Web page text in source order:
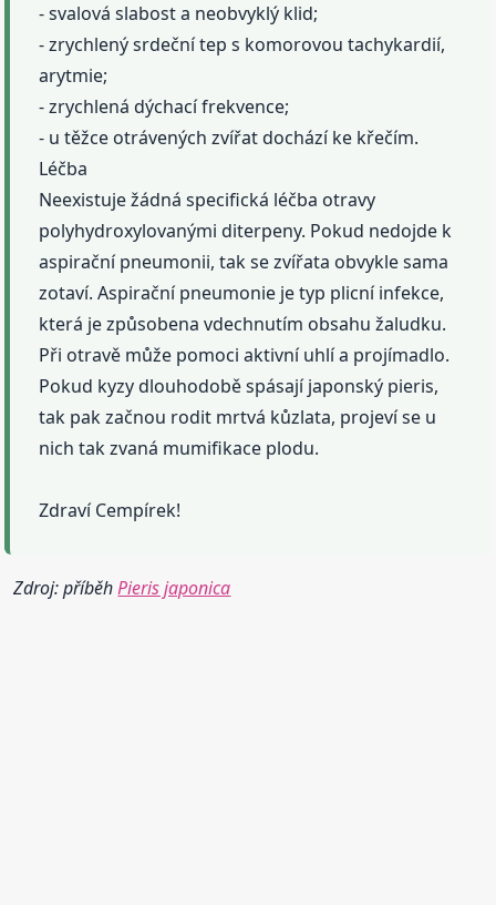
- svalová slabost a neobvyklý klid;
- zrychlený srdeční tep s komorovou tachykardií,
arytmie;
- zrychlená dýchací frekvence;
- u těžce otrávených zvířat dochází ke křečím.
Léčba
Neexistuje žádná specifická léčba otravy
polyhydroxylovanými diterpeny. Pokud nedojde k
aspirační pneumonii, tak se zvířata obvykle sama
zotaví. Aspirační pneumonie je typ plicní infekce,
která je způsobena vdechnutím obsahu žaludku.
Při otravě může pomoci aktivní uhlí a projímadlo.
Pokud kyzy dlouhodobě spásají japonský pieris,
tak pak začnou rodit mrtvá kůzlata, projeví se u
nich tak zvaná mumifikace plodu.
Zdraví Cempírek!
Zdroj: příběhPieris japonica